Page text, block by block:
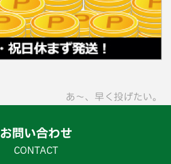
あ〜、早く投げたい。
お問い合わせ
CONTACT